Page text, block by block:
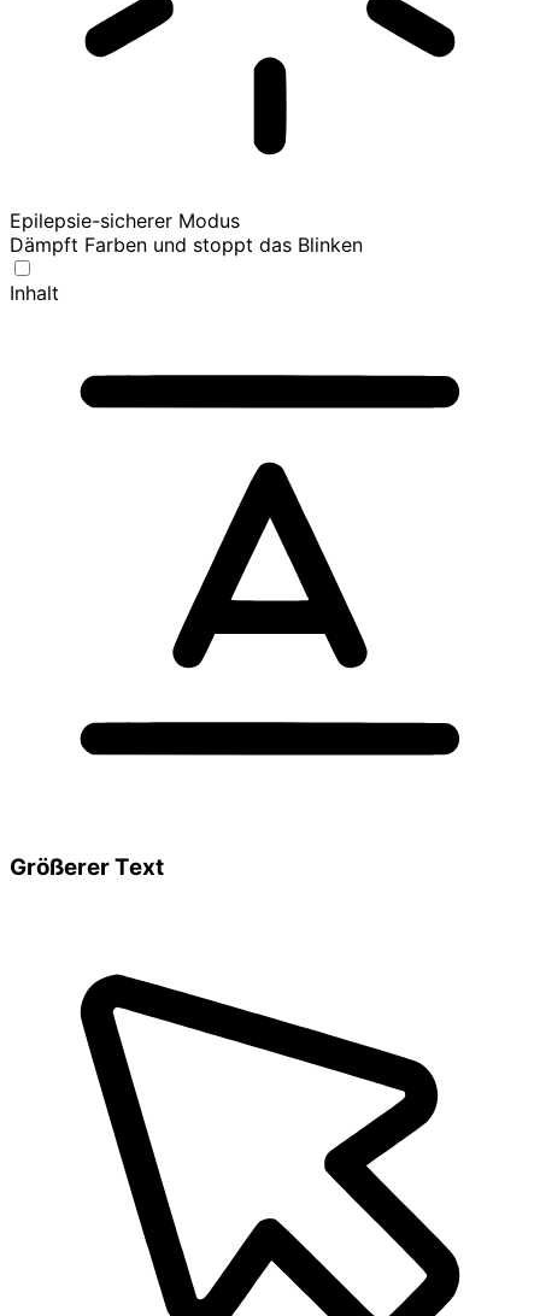
Epilepsie-sicherer Modus
Dämpft Farben und stoppt das Blinken
Inhalt
Größerer Text